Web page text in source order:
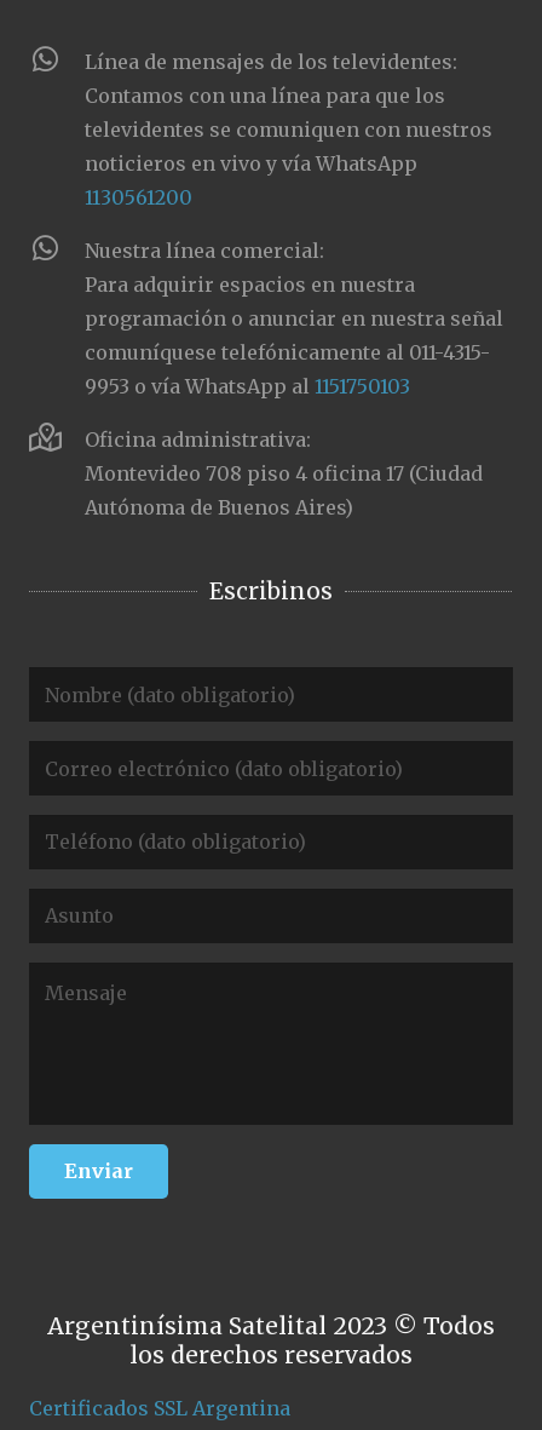
Línea de mensajes de los televidentes:
Contamos con una línea para que los
televidentes se comuniquen con nuestros
noticieros en vivo y vía WhatsApp
1130561200
Nuestra línea comercial:
Para adquirir espacios en nuestra
programación o anunciar en nuestra señal
comuníquese telefónicamente al 011-4315-
9953 o vía WhatsApp al1151750103
Oficina administrativa:
Montevideo 708 piso 4 oficina 17 (Ciudad
Autónoma de Buenos Aires)
Escribinos
Argentinísima Satelital 2023 © Todos
los derechos reservados
Certificados SSL Argentina